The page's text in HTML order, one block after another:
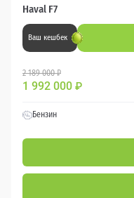
Haval F7
Ваш кешбек
2 189 000 ₽
1 992 000 ₽
Бензин